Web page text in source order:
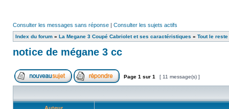
Consulter les messages sans réponse | Consulter les sujets actifs
Index du forum » La Megane 3 Coupé Cabriolet et ses caractéristiques » Tout le reste
notice de mégane 3 cc
Page 1 sur 1 [ 11 message(s) ]